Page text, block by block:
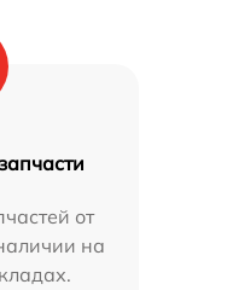
от
на